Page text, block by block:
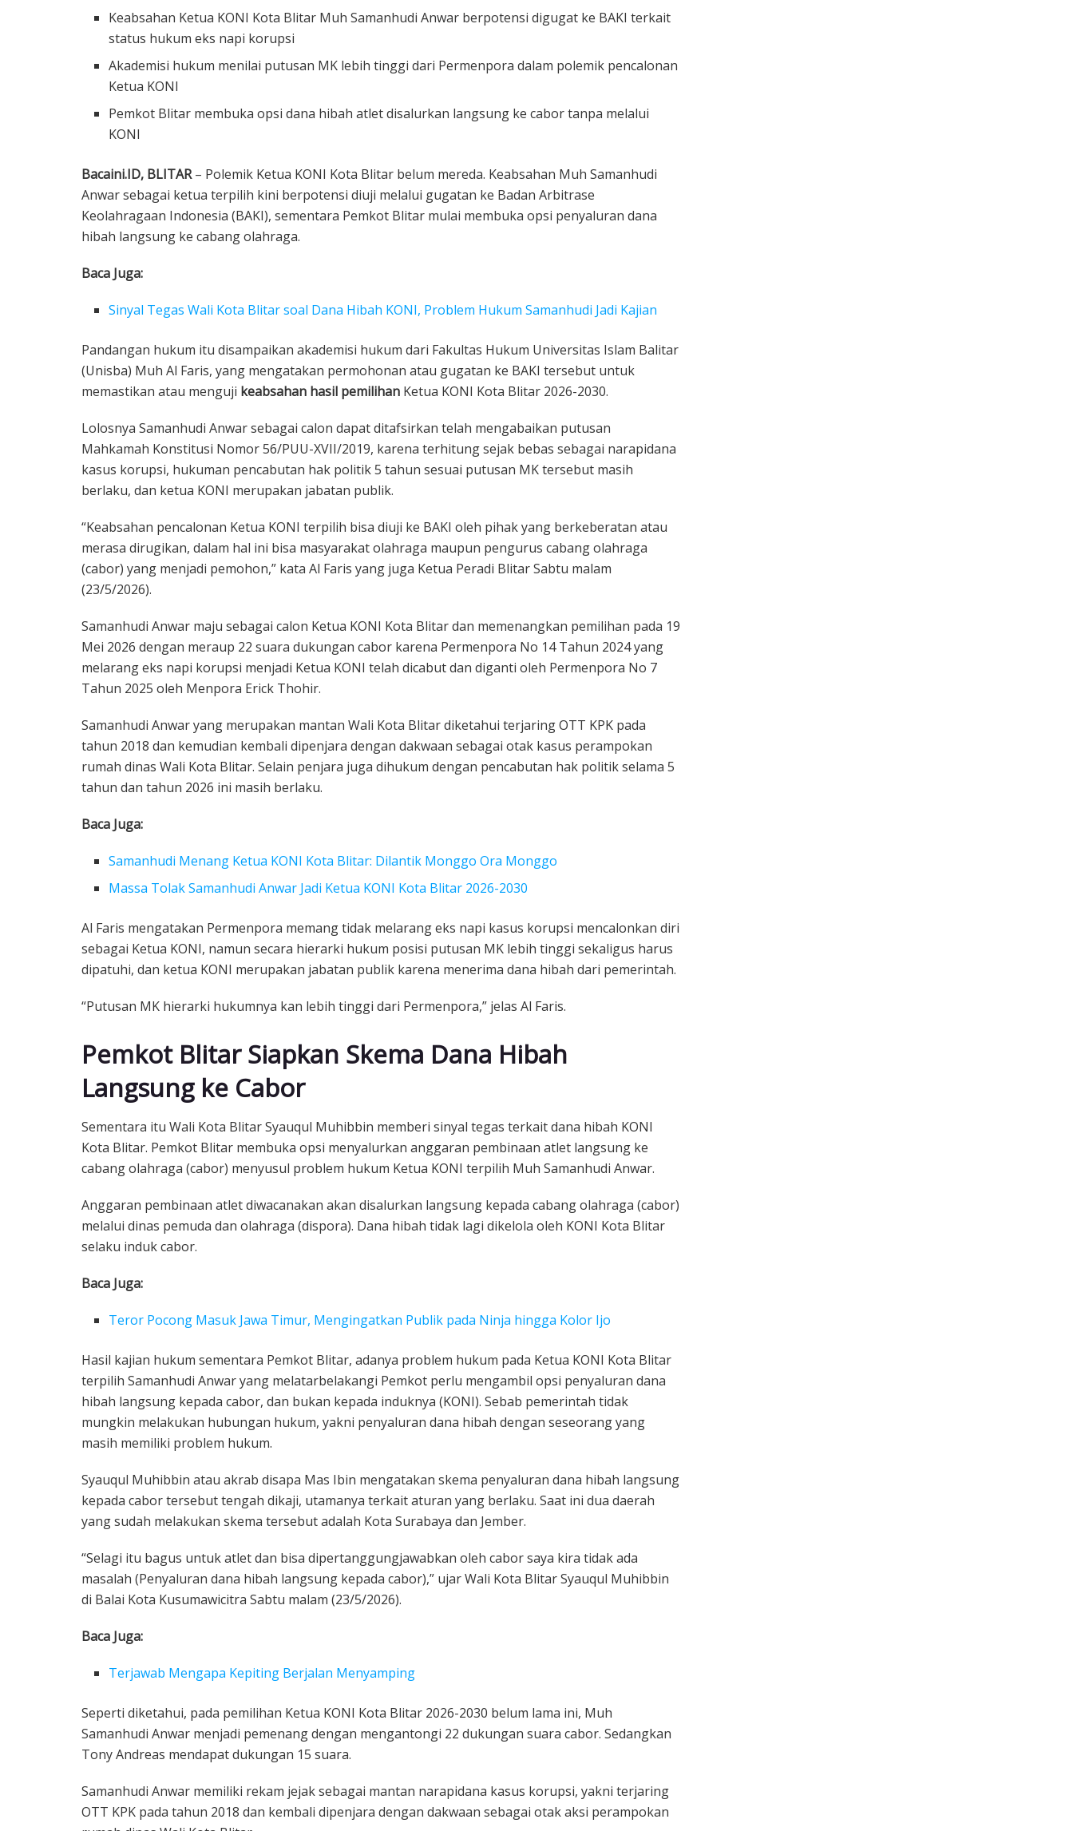
Keabsahan Ketua KONI Kota Blitar Muh Samanhudi Anwar berpotensi digugat ke BAKI terkait
status hukum eks napi korupsi
Akademisi hukum menilai putusan MK lebih tinggi dari Permenpora dalam polemik pencalonan
Ketua KONI
Pemkot Blitar membuka opsi dana hibah atlet disalurkan langsung ke cabor tanpa melalui
KONI
Bacaini.ID, BLITAR– Polemik Ketua KONI Kota Blitar belum mereda. Keabsahan Muh Samanhudi
Anwar sebagai ketua terpilih kini berpotensi diuji melalui gugatan ke Badan Arbitrase
Keolahragaan Indonesia (BAKI), sementara Pemkot Blitar mulai membuka opsi penyaluran dana
hibah langsung ke cabang olahraga.
Baca Juga:
Sinyal Tegas Wali Kota Blitar soal Dana Hibah KONI, Problem Hukum Samanhudi Jadi Kajian
Pandangan hukum itu disampaikan akademisi hukum dari Fakultas Hukum Universitas Islam Balitar
(Unisba) Muh Al Faris, yang mengatakan permohonan atau gugatan ke BAKI tersebut untuk
memastikan atau menguji keabsahan hasil pemilihan Ketua KONI Kota Blitar 2026-2030.
Lolosnya Samanhudi Anwar sebagai calon dapat ditafsirkan telah mengabaikan putusan
Mahkamah Konstitusi Nomor 56/PUU-XVII/2019, karena terhitung sejak bebas sebagai narapidana
kasus korupsi, hukuman pencabutan hak politik 5 tahun sesuai putusan MK tersebut masih
berlaku, dan ketua KONI merupakan jabatan publik.
“Keabsahan pencalonan Ketua KONI terpilih bisa diuji ke BAKI oleh pihak yang berkeberatan atau
merasa dirugikan, dalam hal ini bisa masyarakat olahraga maupun pengurus cabang olahraga
(cabor) yang menjadi pemohon,” kata Al Faris yang juga Ketua Peradi Blitar Sabtu malam
(23/5/2026).
Samanhudi Anwar maju sebagai calon Ketua KONI Kota Blitar dan memenangkan pemilihan pada 19
Mei 2026 dengan meraup 22 suara dukungan cabor karena Permenpora No 14 Tahun 2024 yang
melarang eks napi korupsi menjadi Ketua KONI telah dicabut dan diganti oleh Permenpora No 7
Tahun 2025 oleh Menpora Erick Thohir.
Samanhudi Anwar yang merupakan mantan Wali Kota Blitar diketahui terjaring OTT KPK pada
tahun 2018 dan kemudian kembali dipenjara dengan dakwaan sebagai otak kasus perampokan
rumah dinas Wali Kota Blitar. Selain penjara juga dihukum dengan pencabutan hak politik selama 5
tahun dan tahun 2026 ini masih berlaku.
Baca Juga:
Samanhudi Menang Ketua KONI Kota Blitar: Dilantik Monggo Ora Monggo
Massa Tolak Samanhudi Anwar Jadi Ketua KONI Kota Blitar 2026-2030
Al Faris mengatakan Permenpora memang tidak melarang eks napi kasus korupsi mencalonkan diri
sebagai Ketua KONI, namun secara hierarki hukum posisi putusan MK lebih tinggi sekaligus harus
dipatuhi, dan ketua KONI merupakan jabatan publik karena menerima dana hibah dari pemerintah.
“Putusan MK hierarki hukumnya kan lebih tinggi dari Permenpora,” jelas Al Faris.
Pemkot Blitar Siapkan Skema Dana Hibah
Langsung ke Cabor
Sementara itu Wali Kota Blitar Syauqul Muhibbin memberi sinyal tegas terkait dana hibah KONI
Kota Blitar. Pemkot Blitar membuka opsi menyalurkan anggaran pembinaan atlet langsung ke
cabang olahraga (cabor) menyusul problem hukum Ketua KONI terpilih Muh Samanhudi Anwar.
Anggaran pembinaan atlet diwacanakan akan disalurkan langsung kepada cabang olahraga (cabor)
melalui dinas pemuda dan olahraga (dispora). Dana hibah tidak lagi dikelola oleh KONI Kota Blitar
selaku induk cabor.
Baca Juga:
Teror Pocong Masuk Jawa Timur, Mengingatkan Publik pada Ninja hingga Kolor Ijo
Hasil kajian hukum sementara Pemkot Blitar, adanya problem hukum pada Ketua KONI Kota Blitar
terpilih Samanhudi Anwar yang melatarbelakangi Pemkot perlu mengambil opsi penyaluran dana
hibah langsung kepada cabor, dan bukan kepada induknya (KONI). Sebab pemerintah tidak
mungkin melakukan hubungan hukum, yakni penyaluran dana hibah dengan seseorang yang
masih memiliki problem hukum.
Syauqul Muhibbin atau akrab disapa Mas Ibin mengatakan skema penyaluran dana hibah langsung
kepada cabor tersebut tengah dikaji, utamanya terkait aturan yang berlaku. Saat ini dua daerah
yang sudah melakukan skema tersebut adalah Kota Surabaya dan Jember.
“Selagi itu bagus untuk atlet dan bisa dipertanggungjawabkan oleh cabor saya kira tidak ada
masalah (Penyaluran dana hibah langsung kepada cabor),” ujar Wali Kota Blitar Syauqul Muhibbin
di Balai Kota Kusumawicitra Sabtu malam (23/5/2026).
Baca Juga:
Terjawab Mengapa Kepiting Berjalan Menyamping
Seperti diketahui, pada pemilihan Ketua KONI Kota Blitar 2026-2030 belum lama ini, Muh
Samanhudi Anwar menjadi pemenang dengan mengantongi 22 dukungan suara cabor. Sedangkan
Tony Andreas mendapat dukungan 15 suara.
Samanhudi Anwar memiliki rekam jejak sebagai mantan narapidana kasus korupsi, yakni terjaring
OTT KPK pada tahun 2018 dan kembali dipenjara dengan dakwaan sebagai otak aksi perampokan